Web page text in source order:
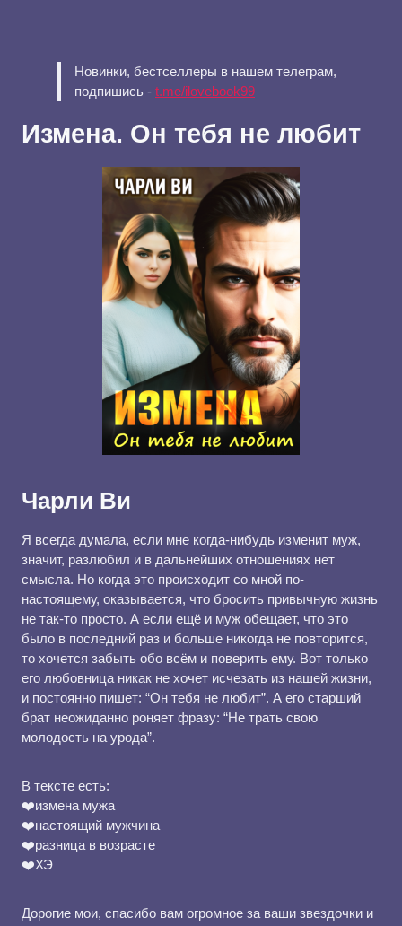
Новинки, бестселлеры в нашем телеграм,
подпишись - t.me/ilovebook99
Измена. Он тебя не любит
Чарли Ви
Я всегда думала, если мне когда-нибудь изменит муж,
значит, разлюбил и в дальнейших отношениях нет
смысла. Но когда это происходит со мной по-
настоящему, оказывается, что бросить привычную жизнь
не так-то просто. А если ещё и муж обещает, что это
было в последний раз и больше никогда не повторится,
то хочется забыть обо всём и поверить ему. Вот только
его любовница никак не хочет исчезать из нашей жизни,
и постоянно пишет: “Он тебя не любит”. А его старший
брат неожиданно роняет фразу: “Не трать свою
молодость на урода”.
В тексте есть:
❤️измена мужа
❤️настоящий мужчина
❤️разница в возрасте
❤️ХЭ
Дорогие мои, спасибо вам огромное за ваши звездочки и